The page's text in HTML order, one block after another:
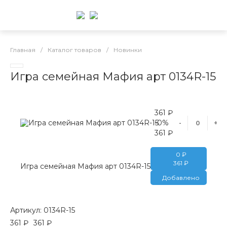
Главная / Каталог товаров / Новинки
Игра семейная Мафия арт 0134R-15
Игра семейная Мафия арт 0134R-15
361 ₽
-0%
361 ₽
- +
Игра семейная Мафия арт 0134R-15
0 ₽
361 ₽
Добавлено
Артикул: 0134R-15
361 ₽ 361 ₽